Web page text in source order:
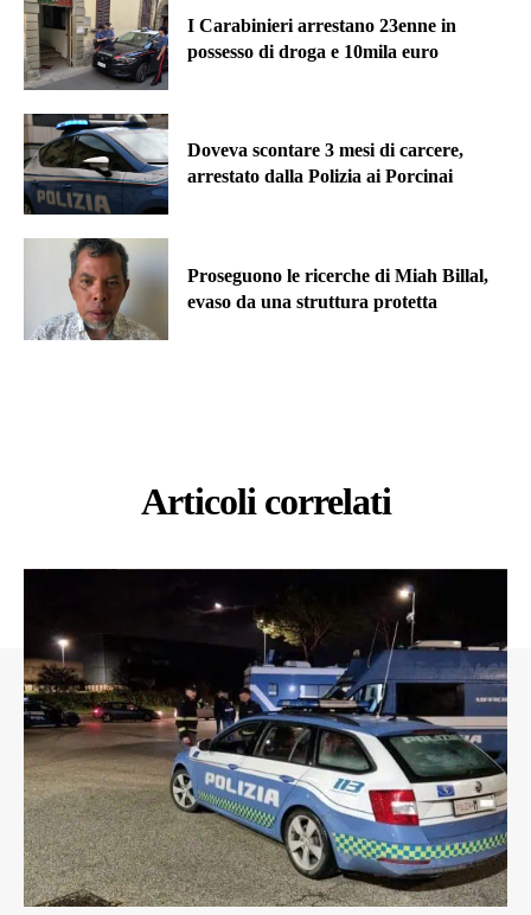
I Carabinieri arrestano 23enne in
possesso di droga e 10mila euro
Doveva scontare 3 mesi di carcere,
arrestato dalla Polizia ai Porcinai
Proseguono le ricerche di Miah Billal,
evaso da una struttura protetta
Articoli correlati